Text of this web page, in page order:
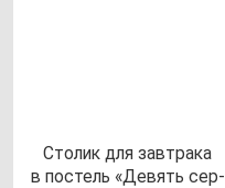
Сто­лик для зав­тра­ка
в пос­тель «Девять cер­